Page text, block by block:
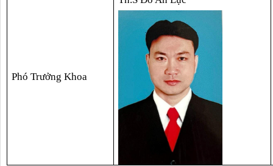
Phó Trưởng Khoa